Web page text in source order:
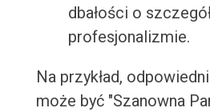
dbałości o
profesjonalizmie.
Na przykład,
może być "Szanowna